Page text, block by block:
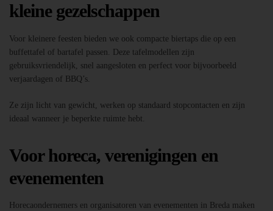
kleine gezelschappen
Voor kleinere feesten bieden we ook compacte biertaps die op een
buffettafel of bartafel passen. Deze tafelmodellen zijn
gebruiksvriendelijk, snel aangesloten en perfect voor bijvoorbeeld
verjaardagen of BBQ’s.
Ze zijn licht van gewicht, werken op standaard stopcontacten en zijn
ideaal wanneer je beperkte ruimte hebt.
Voor horeca, verenigingen en
evenementen
Horecaondernemers en organisatoren van evenementen in Breda maken